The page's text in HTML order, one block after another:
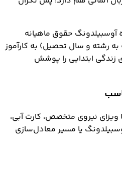
آوسبیلدونگ حقوق ماهیانه
یورو بسته به رشته و سال تحصیل) به کارآموز
ابتدایی را پوشش
نیروی متخصص، کارت آبی،
یا مسیر معادل‌سازی